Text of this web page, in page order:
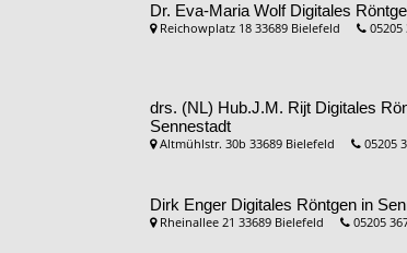
Dr. Eva-Maria Wolf Digitales
Reichowplatz 18 33689 Bielefeld 05205
drs. (NL) Hub.J.M. Rijt Digitales
Sennestadt
Altmühlstr. 30b 33689 Bielefeld 05205
Dirk Enger Digitales Röntgen in
Rheinallee 21 33689 Bielefeld 05205